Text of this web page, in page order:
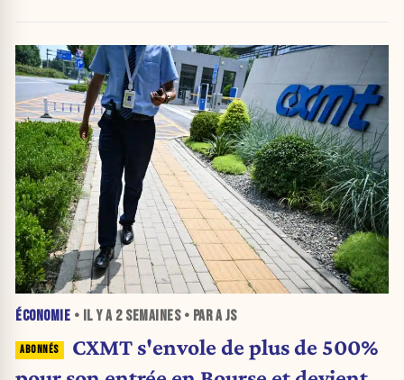
ÉCONOMIE • IL Y A 2 SEMAINES• PAR A JS
CXMT s'envole de plus de 500%